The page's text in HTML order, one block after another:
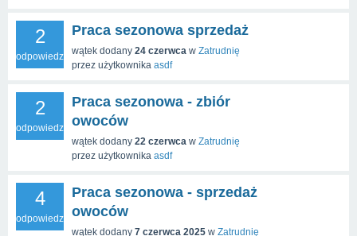
2
odpowiedzi
Praca sezonowa sprzedaż
wątek dodany 24 czerwca w Zatrudnię
przez użytkownika asdf
2
odpowiedzi
Praca sezonowa - zbiór
owoców
wątek dodany 22 czerwca w Zatrudnię
przez użytkownika asdf
4
odpowiedzi
Praca sezonowa - sprzedaż
owoców
wątek dodany 7 czerwca 2025 w Zatrudnię